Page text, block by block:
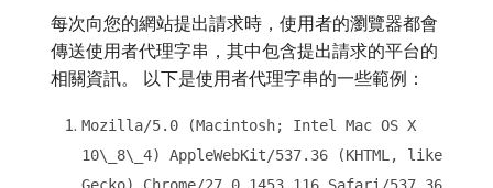
每次向您的網站提出請求時，使用者的瀏覽器都會
傳送使用者代理字串，其中包含提出請求的平台的
相關資訊。 以下是使用者代理字串的一些範例：
Mozilla/5.0 (Macintosh; Intel Mac OS X
10\_8\_4) AppleWebKit/537.36 (KHTML, like